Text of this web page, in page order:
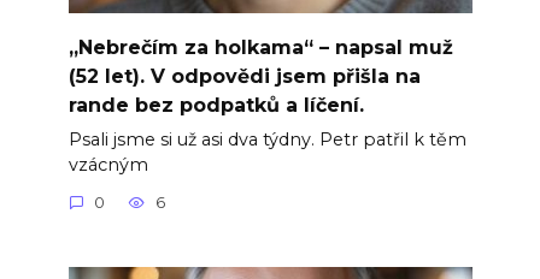
„Nebrečím za holkama“ – napsal muž
(52 let). V odpovědi jsem přišla na
rande bez podpatků a líčení.
Psali jsme si už asi dva týdny. Petr patřil k těm
vzácným
0 6